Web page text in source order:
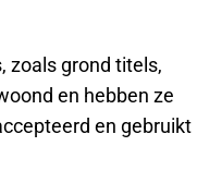
zoals grond titels,
en hebben ze
en gebruikt